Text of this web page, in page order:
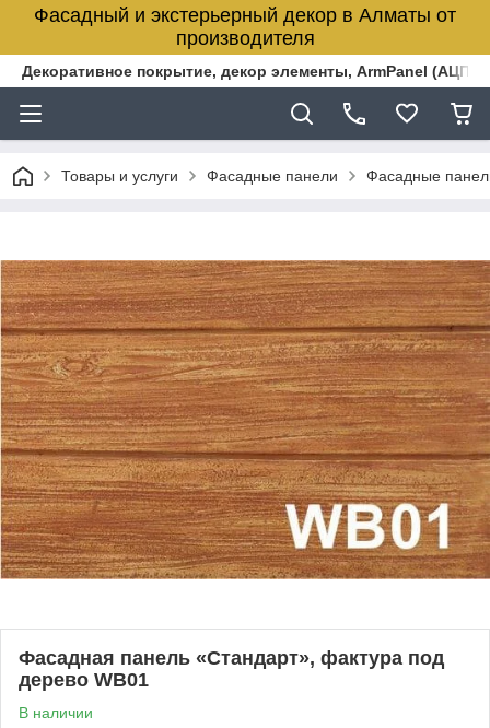
Фасадный и экстерьерный декор в Алматы от
производителя
Декоративное покрытие, декор элементы, ArmPanel
Товары и услуги Фасадные панели Фасадные
Фасадная панель «Стандарт», фактура под
дерево WB01
В наличии